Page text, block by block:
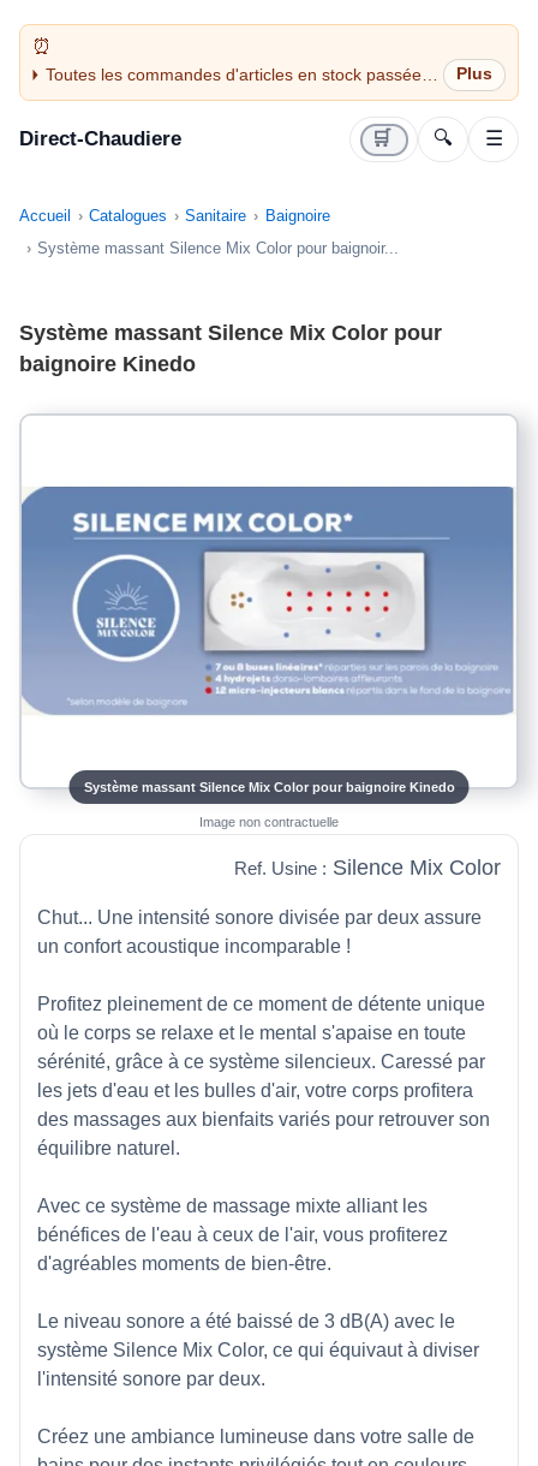
Toutes les commandes d'articles en stock passées
avant 14H sont expédiées le jour même (jours
Direct-Chaudiere 🛒 🔍 ☰
Accueil Catalogues Sanitaire
Baignoire
Système massant Silence Mix Color pour baignoir...
Système massant Silence Mix Color pour
baignoire Kinedo
Système massant Silence Mix Color pour baignoire Kinedo
Image non contractuelle
Ref. Usine : Silence Mix Color
Chut... Une intensité sonore divisée par deux assure
un confort acoustique incomparable !
Profitez pleinement de ce moment de détente unique
où le corps se relaxe et le mental s'apaise en toute
sérénité, grâce à ce système silencieux. Caressé par
les jets d'eau et les bulles d'air, votre corps profitera
des massages aux bienfaits variés pour retrouver son
équilibre naturel.
Avec ce système de massage mixte alliant les
bénéfices de l'eau à ceux de l'air, vous profiterez
d'agréables moments de bien-être.
Le niveau sonore a été baissé de 3 dB(A) avec le
système Silence Mix Color, ce qui équivaut à diviser
l'intensité sonore par deux.
Créez une ambiance lumineuse dans votre salle de